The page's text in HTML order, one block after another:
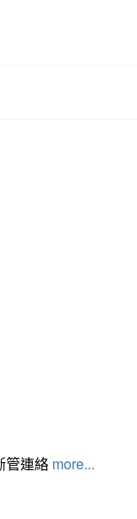
管連絡 more...